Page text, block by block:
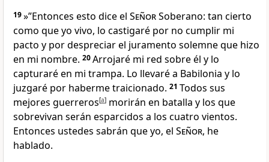
19»”Entonces esto dice el SeñorSoberano: tan cierto
como que yo vivo, lo castigaré por no cumplir mi
pacto y por despreciar el juramento solemne que hizo
en mi nombre. 20Arrojaré mi red sobre él y lo
capturaré en mi trampa. Lo llevaré a Babilonia y lo
juzgaré por haberme traicionado. 21 Todos sus
mejores guerreros[a] morirán en batalla y los que
sobrevivan serán esparcidos a los cuatro vientos.
Entonces ustedes sabrán que yo, el Señor, he
hablado.